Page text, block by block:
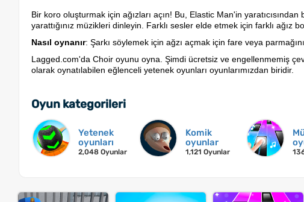
Bir koro oluşturmak için ağızları açın! Bu, Elastic Man'in
yarattığınız müzikleri dinleyin. Farklı sesler elde etmek için farklı ağız
Nasıl oynanır: Şarkı söylemek için ağzı açmak için fare veya
Lagged.com'da Choir oyunu oyna. Şimdi ücretsiz ve engellenmemiş
olarak oynatılabilen eğlenceli yetenek oyunları oyunlarımızdan biridir.
Oyun kategorileri
Yetenek
oyunları
2,048 Oyunlar
Komik
oyunlar
1,121 Oyunlar